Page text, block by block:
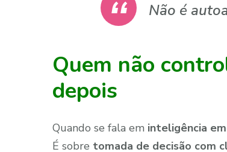
Não é
Quem não
depois
Quando se fala em inteligência
É sobre tomada de decisão com